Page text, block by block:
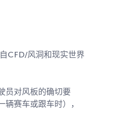
CFD/风洞和现实世界
员对风板的确切要
赛车或跟车时），